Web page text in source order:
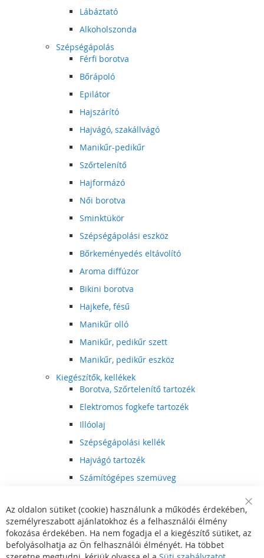
Lábáztató
Alkoholszonda
Szépségápolás
Férfi borotva
Bőrápoló
Epilátor
Hajszárító
Hajvágó, szakállvágó
Manikűr-pedikűr
Szőrtelenítő
Hajformázó
Női borotva
Sminktükör
Szépségápolási eszköz
Bőrkeményedés eltávolító
Aroma diffúzor
Bikini borotva
Hajkefe, fésű
Manikűr olló
Manikűr, pedikűr szett
Manikűr, pedikűr eszköz
Kiegészítők, kellékek
Borotva, Szőrtelenítő tartozék
Elektromos fogkefe tartozék
Illóolaj
Szépségápolási kellék
Hajvágó tartozék
Számítógépes szemüveg
Hajvágó kiegészítő
Szórakoztató elektronika
Multimédia
DVD, BluRay lejátszó
Bar
Az oldalon sütiket (cookie) használunk a működés érdekében,
személyreszabott ajánlatokhoz és a felhasználói élmény
fokozása érdekében. Ha nem fogadja el a kiegészítő sütiket, az
befolyásolhatja az Ön felhasználói élményét. Ha többet